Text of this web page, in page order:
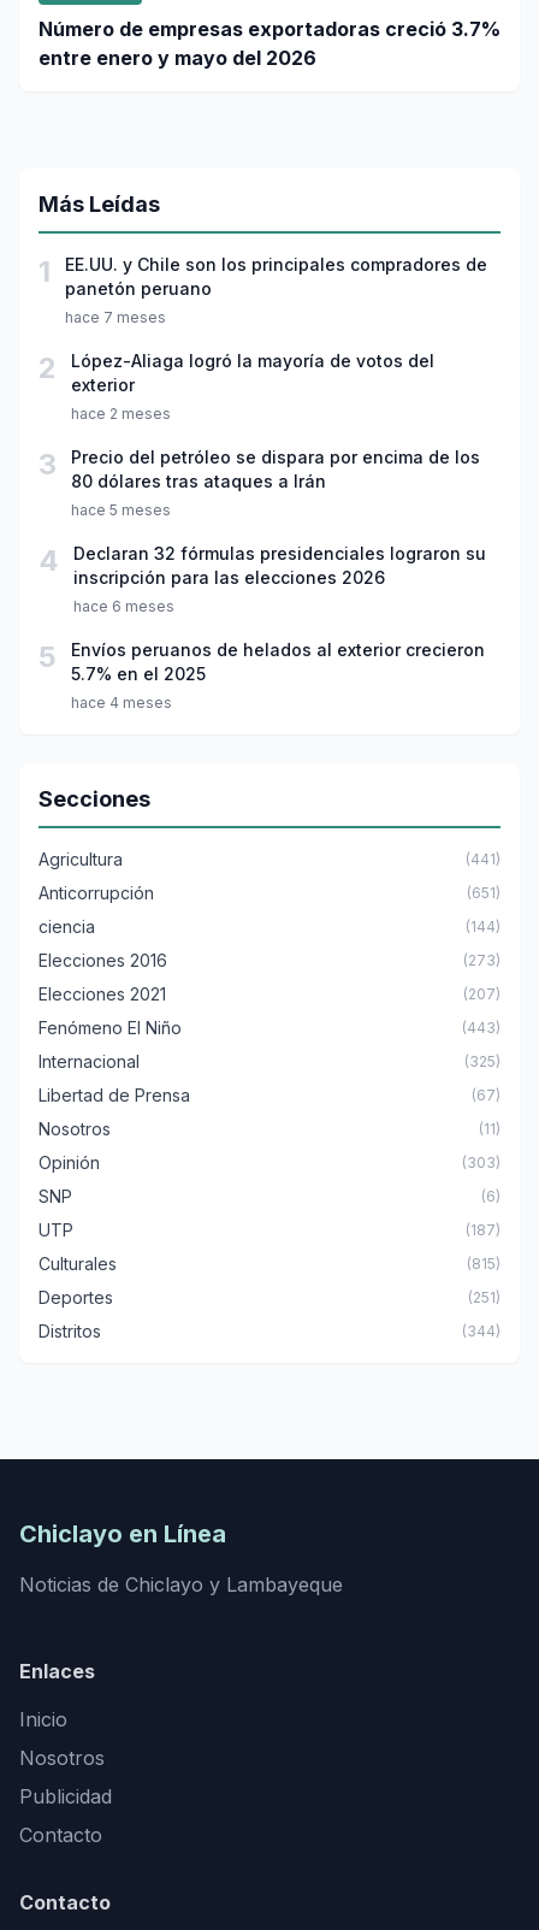
Número de empresas exportadoras creció 3.7%
entre enero y mayo del 2026
Más Leídas
1
EE.UU. y Chile son los principales compradores de
panetón peruano
hace 7 meses
2
López-Aliaga logró la mayoría de votos del
exterior
hace 2 meses
3
Precio del petróleo se dispara por encima de los
80 dólares tras ataques a Irán
hace 5 meses
4
Declaran 32 fórmulas presidenciales lograron su
inscripción para las elecciones 2026
hace 6 meses
5
Envíos peruanos de helados al exterior crecieron
5.7% en el 2025
hace 4 meses
Secciones
Agricultura (441)
Anticorrupción (651)
ciencia (144)
Elecciones 2016 (273)
Elecciones 2021 (207)
Fenómeno El Niño (443)
Internacional (325)
Libertad de Prensa (67)
Nosotros (11)
Opinión (303)
SNP (6)
UTP (187)
Culturales (815)
Deportes (251)
Distritos (344)
Chiclayo en Línea
Noticias de Chiclayo y Lambayeque
Enlaces
Inicio
Nosotros
Publicidad
Contacto
Contacto